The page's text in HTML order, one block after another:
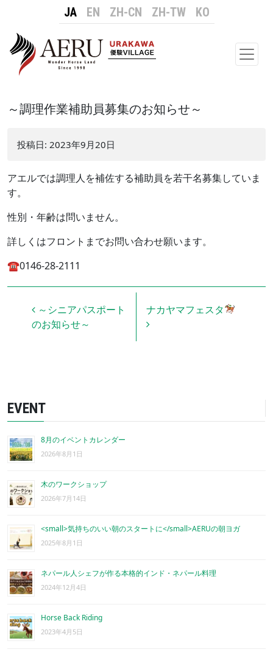
JA EN ZH-CN ZH-TW KO
メイ
～調理作業補助員募集のお知らせ～
投稿日: 2023年9月20日
アエルでは調理人を補佐する補助員を若干名募集していま
す。
性別・年齢は問いません。
詳しくはフロントまでお問い合わせ願います。
☎0146-28-2111
投稿ナビゲーション
～シニアパスポート
のお知らせ～
ナカヤマフェスタ
EVENT
8月のイベントカレンダー
2026年8月1日
木のワークショップ
2026年7月14日
<small>気持ちのいい朝のスタートに</small>AERUの朝ヨガ
2025年8月1日
ネパール人シェフが作る本格的インド・ネパール料理
2024年12月4日
Horse Back Riding
2023年4月5日